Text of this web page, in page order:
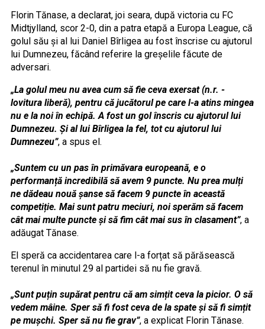
Florin Tănase, a declarat, joi seara, după victoria cu FC
Midtjylland, scor 2-0, din a patra etapă a Europa League, că
golul său și al lui Daniel Bîrligea au fost înscrise cu ajutorul
lui Dumnezeu, făcând referire la greșelile făcute de
adversari.
„La golul meu nu avea cum să fie ceva exersat (n.r. -
lovitura liberă), pentru că jucătorul pe care l-a atins mingea
nu e la noi în echipă. A fost un gol înscris cu ajutorul lui
Dumnezeu. Și al lui Bîrligea la fel, tot cu ajutorul lui
Dumnezeu”, a spus el.
„Suntem cu un pas în primăvara europeană, e o
performanță incredibilă să avem 9 puncte. Nu prea mulți
ne dădeau nouă șanse să facem 9 puncte în această
competiție. Mai sunt patru meciuri, noi sperăm să facem
cât mai multe puncte și să fim cât mai sus în clasament”, a
adăugat Tănase.
El speră ca accidentarea care l-a forțat să părăsească
terenul în minutul 29 al partidei să nu fie gravă.
„Sunt puțin supărat pentru că am simțit ceva la picior. O să
vedem mâine. Sper să fi fost ceva de la spate și să fi simțit
pe mușchi. Sper să nu fie grav”, a explicat Florin Tănase.